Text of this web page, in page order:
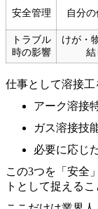
安全管理 自分
トラブル
時の影響
けが・
結
仕事として溶接工
アーク溶接
ガス溶接技
必要に応じ
この3つを「安全
トとして捉えるこ